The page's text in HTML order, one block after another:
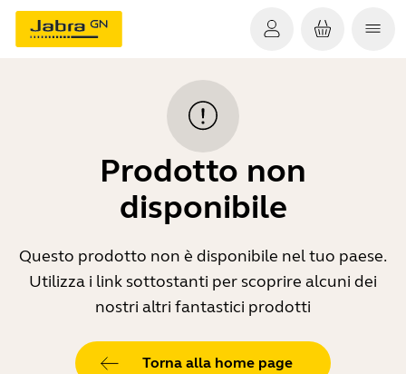
Prodotto non
disponibile
Questo prodotto non è disponibile nel tuo paese.
Utilizza i link sottostanti per scoprire alcuni dei
nostri altri fantastici prodotti
Torna alla home page